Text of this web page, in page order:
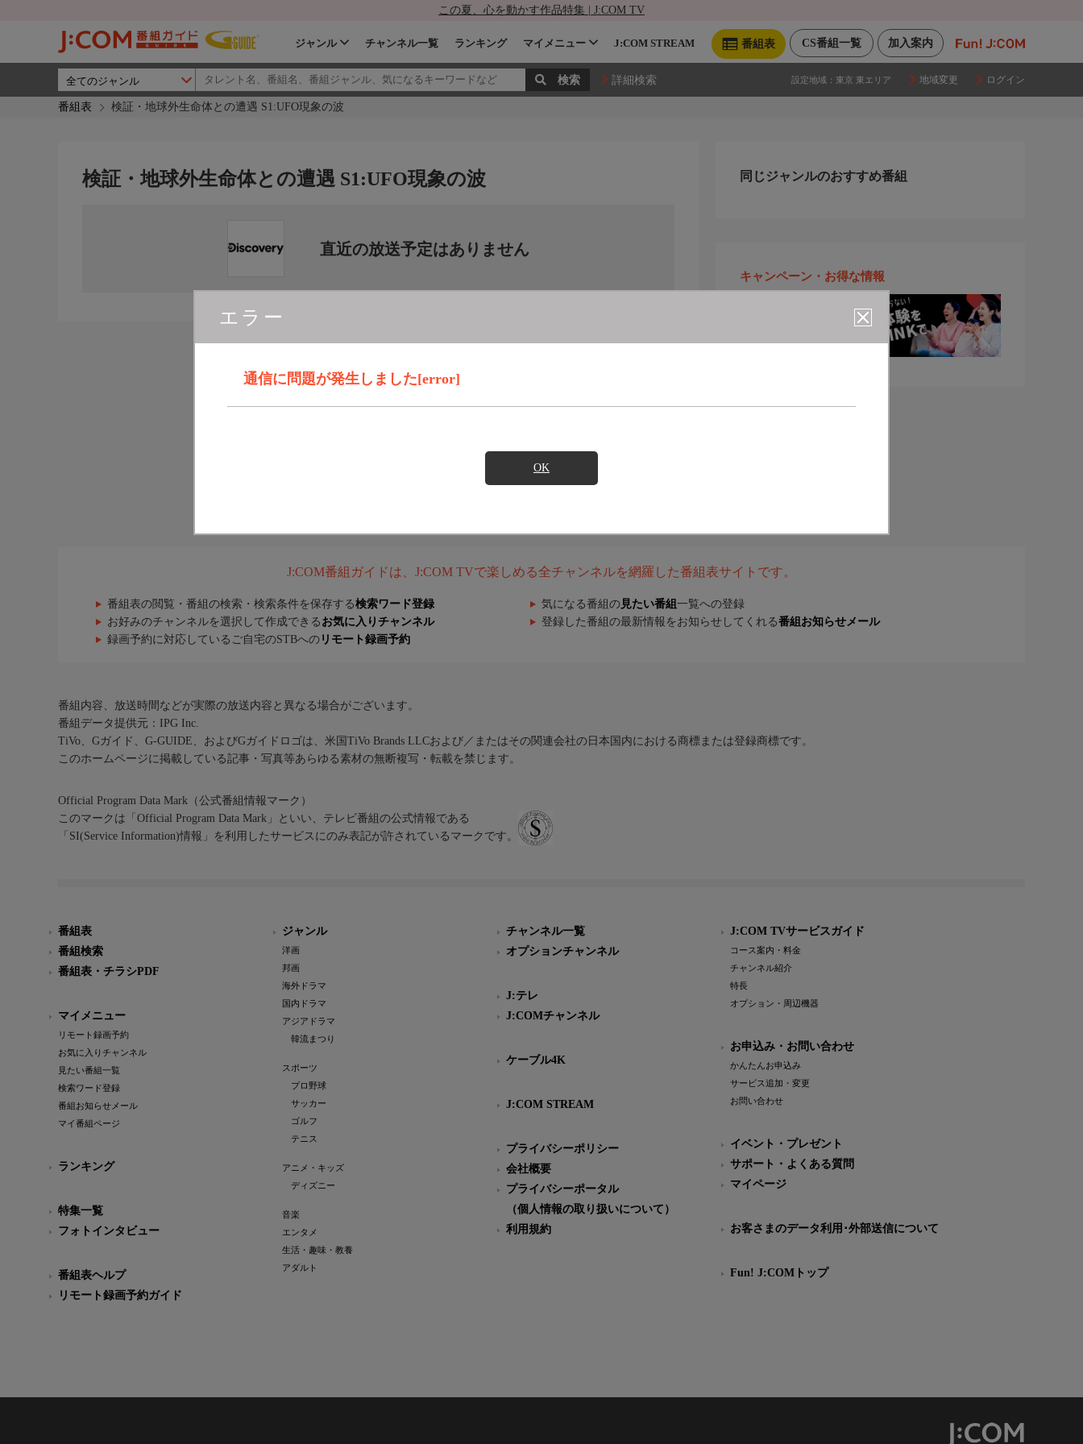
この夏、心を動かす作品特集 | J:COM TV
加入案内
CS番組一覧
番組表
ジャンル チャンネル一覧 ランキング マイメニュー J:COM STREAM
詳細検索 設定地域： 東京 東エリア 地域変更 ログイン
番組表 検証・地球外生命体との遭遇 S1:UFO現象の波
エラー
通信に問題が発生しました[error]
OK
検証・地球外生命体との遭遇 S1:UFO現象の波
直近の放送予定はありません
同じジャンルのおすすめ番組
キャンペーン・お得な情報
J:COM番組ガイドは、J:COM TVで楽しめる全チャンネルを網羅した番組表サイトです。
番組表の閲覧・番組の検索・検索条件を保存する検索ワード登録 気になる番組の 見たい番組 一覧への登録
お好みのチャンネルを選択して作成できる お気に入りチャンネル 登録した番組の最新情報をお知らせしてくれる番組お知らせメール
録画予約に対応しているご自宅のSTBへの リモート録画予約
番組内容、放送時間などが実際の放送内容と異なる場合がございます。
番組データ提供元：IPG Inc.
TiVo、Gガイド、G-GUIDE、およびGガイドロゴは、米国TiVo Brands LLCおよび／またはその関連会社の日本国内における商標または登録商標です。
このホームページに掲載している記事・写真等あらゆる素材の無断複写・転載を禁じます。
Official Program Data Mark（公式番組情報マーク）
このマークは「Official Program Data Mark」といい、テレビ番組の公式情報である
「SI(Service Information)情報」を利用したサービスにのみ表記が許されているマークです。
番組表
番組検索
番組表・チラシPDF
マイメニュー
リモート録画予約
お気に入りチャンネル
見たい番組一覧
検索ワード登録
番組お知らせメール
マイ番組ページ
ランキング
特集一覧
フォトインタビュー
番組表ヘルプ
リモート録画予約ガイド
ジャンル
洋画
邦画
海外ドラマ
国内ドラマ
アジアドラマ
韓流まつり
スポーツ
プロ野球
サッカー
ゴルフ
テニス
アニメ・キッズ
ディズニー
音楽
エンタメ
生活・趣味・教養
アダルト
チャンネル一覧
オプションチャンネル
J:テレ
J:COMチャンネル
ケーブル4K
J:COM STREAM
プライバシーポリシー
会社概要
プライバシーポータル
（個人情報の取り扱いについて）
利用規約
J:COM TVサービスガイド
コース案内・料金
チャンネル紹介
特長
オプション・周辺機器
お申込み・お問い合わせ
かんたんお申込み
サービス追加・変更
お問い合わせ
イベント・プレゼント
サポート・よくある質問
マイページ
お客さまのデータ利用･外部送信について
Fun! J:COMトップ